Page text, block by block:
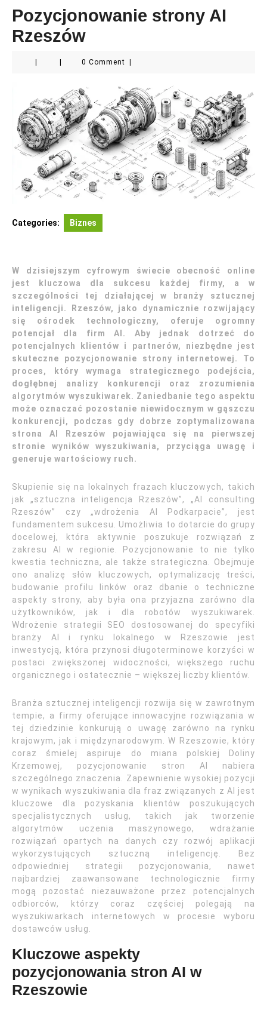
Pozycjonowanie strony AI
Rzeszów
0 Comment
Categories: Biznes
W dzisiejszym cyfrowym świecie obecność online
jest kluczowa dla sukcesu każdej firmy, a w
szczególności tej działającej w branży sztucznej
inteligencji. Rzeszów, jako dynamicznie rozwijający
się ośrodek technologiczny, oferuje ogromny
potencjał dla firm AI. Aby jednak dotrzeć do
potencjalnych klientów i partnerów, niezbędne jest
skuteczne pozycjonowanie strony internetowej. To
proces, który wymaga strategicznego podejścia,
dogłębnej analizy konkurencji oraz zrozumienia
algorytmów wyszukiwarek. Zaniedbanie tego aspektu
może oznaczać pozostanie niewidocznym w gąszczu
konkurencji, podczas gdy dobrze zoptymalizowana
strona AI Rzeszów pojawiająca się na pierwszej
stronie wyników wyszukiwania, przyciąga uwagę i
generuje wartościowy ruch.
Skupienie się na lokalnych frazach kluczowych, takich
jak „sztuczna inteligencja Rzeszów”, „AI consulting
Rzeszów” czy „wdrożenia AI Podkarpacie”, jest
fundamentem sukcesu. Umożliwia to dotarcie do grupy
docelowej, która aktywnie poszukuje rozwiązań z
zakresu AI w regionie. Pozycjonowanie to nie tylko
kwestia techniczna, ale także strategiczna. Obejmuje
ono analizę słów kluczowych, optymalizację treści,
budowanie profilu linków oraz dbanie o techniczne
aspekty strony, aby była ona przyjazna zarówno dla
użytkowników, jak i dla robotów wyszukiwarek.
Wdrożenie strategii SEO dostosowanej do specyfiki
branży AI i rynku lokalnego w Rzeszowie jest
inwestycją, która przynosi długoterminowe korzyści w
postaci zwiększonej widoczności, większego ruchu
organicznego i ostatecznie – większej liczby klientów.
Branża sztucznej inteligencji rozwija się w zawrotnym
tempie, a firmy oferujące innowacyjne rozwiązania w
tej dziedzinie konkurują o uwagę zarówno na rynku
krajowym, jak i międzynarodowym. W Rzeszowie, który
coraz śmielej aspiruje do miana polskiej Doliny
Krzemowej, pozycjonowanie stron AI nabiera
szczególnego znaczenia. Zapewnienie wysokiej pozycji
w wynikach wyszukiwania dla fraz związanych z AI jest
kluczowe dla pozyskania klientów poszukujących
specjalistycznych usług, takich jak tworzenie
algorytmów uczenia maszynowego, wdrażanie
rozwiązań opartych na danych czy rozwój aplikacji
wykorzystujących sztuczną inteligencję. Bez
odpowiedniej strategii pozycjonowania, nawet
najbardziej zaawansowane technologicznie firmy
mogą pozostać niezauważone przez potencjalnych
odbiorców, którzy coraz częściej polegają na
wyszukiwarkach internetowych w procesie wyboru
dostawców usług.
Kluczowe aspekty
pozycjonowania stron AI w
Rzeszowie